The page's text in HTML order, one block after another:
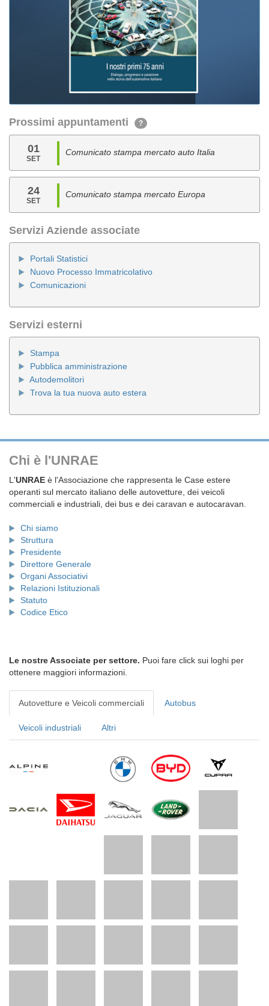
Prossimi appuntamenti ?
01
SET
Comunicato stampa mercato auto Italia
24
SET
Comunicato stampa mercato Europa
Servizi Aziende associate
Portali Statistici
Nuovo Processo Immatricolativo
Comunicazioni
Servizi esterni
Stampa
Pubblica amministrazione
Autodemolitori
Trova la tua nuova auto estera
Chi è l'UNRAE
L'UNRAE è l'Associazione che rappresenta le Case estere
operanti sul mercato italiano delle autovetture, dei veicoli
commerciali e industriali, dei bus e dei caravan e autocaravan.
Chi siamo
Struttura
Presidente
Direttore Generale
Organi Associativi
Relazioni Istituzionali
Statuto
Codice Etico
Le nostre Associate per settore. Puoi fare click sui loghi per
ottenere maggiori informazioni.
Autovetture e Veicoli commerciali Autobus
Veicoli industriali Altri